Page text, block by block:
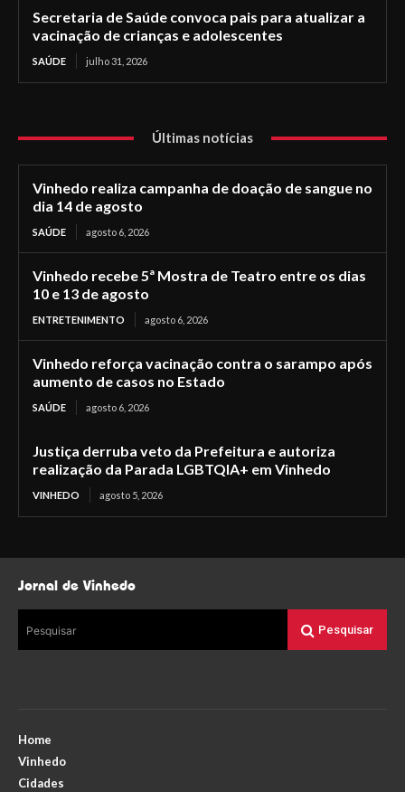
Secretaria de Saúde convoca pais para atualizar a
vacinação de crianças e adolescentes
SAÚDE julho 31, 2026
Últimas notícias
Vinhedo realiza campanha de doação de sangue no
dia 14 de agosto
SAÚDE agosto 6, 2026
Vinhedo recebe 5ª Mostra de Teatro entre os dias
10 e 13 de agosto
ENTRETENIMENTO agosto 6, 2026
Vinhedo reforça vacinação contra o sarampo após
aumento de casos no Estado
SAÚDE agosto 6, 2026
Justiça derruba veto da Prefeitura e autoriza
realização da Parada LGBTQIA+ em Vinhedo
VINHEDO agosto 5, 2026
Jornal de Vinhedo
Pesquisar Pesquisar
Home
Vinhedo
Cidades